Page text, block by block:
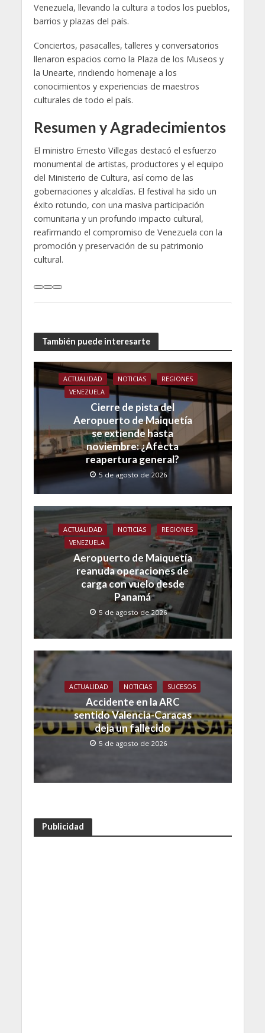
Venezuela, llevando la cultura a todos los pueblos,
barrios y plazas del país.
Conciertos, pasacalles, talleres y conversatorios
llenaron espacios como la Plaza de los Museos y
la Unearte, rindiendo homenaje a los
conocimientos y experiencias de maestros
culturales de todo el país.
Resumen y Agradecimientos
El ministro Ernesto Villegas destacó el esfuerzo
monumental de artistas, productores y el equipo
del Ministerio de Cultura, así como de las
gobernaciones y alcaldías. El festival ha sido un
éxito rotundo, con una masiva participación
comunitaria y un profundo impacto cultural,
reafirmando el compromiso de Venezuela con la
promoción y preservación de su patrimonio
cultural.
También puede interesarte
ACTUALIDAD NOTICIAS
REGIONES
VENEZUELA
Cierre de pista del
Aeropuerto de Maiquetía
se extiende hasta
noviembre: ¿Afecta
reapertura general?
5 de agosto de 2026
ACTUALIDAD NOTICIAS
REGIONES
VENEZUELA
Aeropuerto de Maiquetía
reanuda operaciones de
carga con vuelo desde
Panamá
5 de agosto de 2026
ACTUALIDAD NOTICIAS SUCESOS
Accidente en la ARC
sentido Valencia-Caracas
deja un fallecido
5 de agosto de 2026
Publicidad